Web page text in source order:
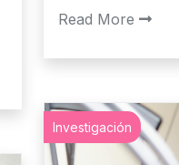
Read More
Investigación